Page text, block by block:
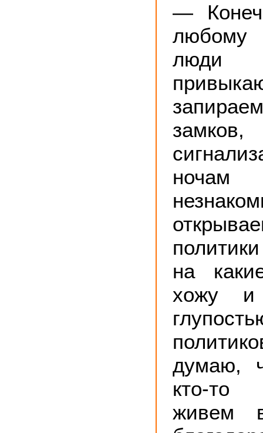
—
любому
люди
ночам
на
хожу и
думаю,
кто-
живем